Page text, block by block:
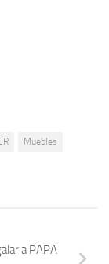
Muebles
a PAPA